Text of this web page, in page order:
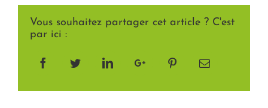
Vous souhaitez partager cet article ? C'est
par ici :
FacebookTwitterLinkedInGoogle+ PinterestEmail